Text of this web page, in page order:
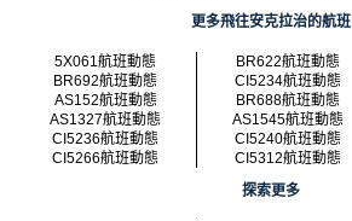
更多飛往安克拉治的航班
5X061航班動態
BR622航班動態
BR692航班動態
CI5234航班動態
AS152航班動態
BR688航班動態
AS1327航班動態
AS1545航班動態
CI5236航班動態
CI5240航班動態
CI5266航班動態
CI5312航班動態
探索更多